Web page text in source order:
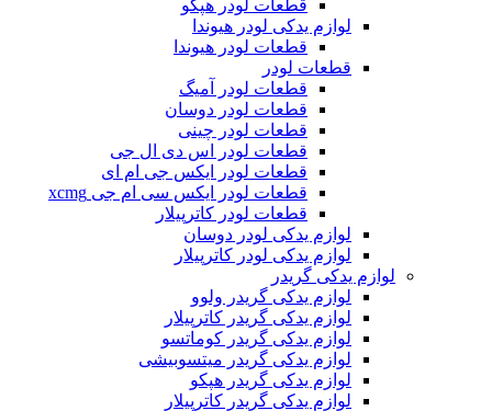
قطعات لودر هپکو
لوازم یدکی لودر هیوندا
قطعات لودر هیوندا
قطعات لودر
قطعات لودر آمیگ
قطعات لودر دوسان
قطعات لودر چینی
قطعات لودر اس دی ال جی
قطعات لودر ایکس جی ام ای
قطعات لودر ایکس سی ام جی xcmg
قطعات لودر کاترپیلار
لوازم یدکی لودر دوسان
لوازم یدکی لودر کاترپیلار
لوازم یدکی گریدر
لوازم یدکی گریدر ولوو
لوازم یدکی گریدر کاترپیلار
لوازم یدکی گریدر کوماتسو
لوازم یدکی گریدر میتسوبیشی
لوازم یدکی گریدر هپکو
لوازم یدکی گریدر کاترپیلار